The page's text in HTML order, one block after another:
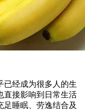
已经成为很多人的生
直接影响到日常生活
足睡眠、劳逸结合及